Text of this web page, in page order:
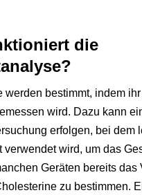
die
werden bestimmt, indem
wird. Dazu kann
erfolgen, bei dem
verwendet wird, um das
Geräten bereits das
zu bestimmen.